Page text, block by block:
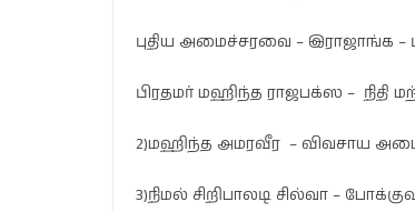
புதிய அமைச்சரவை – இராஜாங்க –
பிரதமர் மஹிந்த ராஜபக்ஸ – நிதி
2)மஹிந்த அமரவீர – விவசாய
3)நிமல் சிறிபாலடி சில்வா –